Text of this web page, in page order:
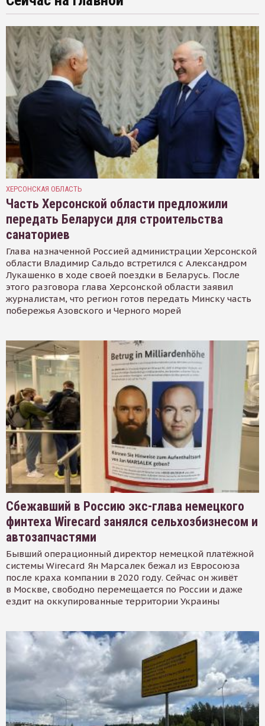
ХЕРСОНСКАЯ ОБЛАСТЬ
Часть Херсонской области предложили
передать Беларуси для строительства
санаториев
Глава назначенной Россией администрации Херсонской
области Владимир Сальдо встретился с Александром
Лукашенко в ходе своей поездки в Беларусь. После
этого разговора глава Херсонской области заявил
журналистам, что регион готов передать Минску часть
побережья Азовского и Черного морей
Сбежавший в Россию экс-глава немецкого
финтеха Wirecard занялся сельхозбизнесом и
автозапчастями
Бывший операционный директор немецкой платёжной
системы Wirecard Ян Марсалек бежал из Евросоюза
после краха компании в 2020 году. Сейчас он живёт
в Москве, свободно перемещается по России и даже
ездит на оккупированные территории Украины